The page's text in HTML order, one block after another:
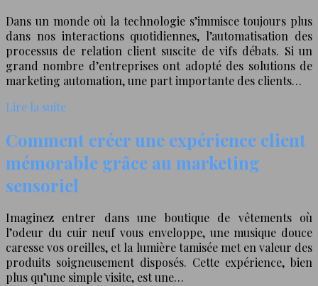
Dans un monde où la technologie s’immisce toujours plus
dans nos interactions quotidiennes, l’automatisation des
processus de relation client suscite de vifs débats. Si un
grand nombre d’entreprises ont adopté des solutions de
marketing automation, une part importante des clients…
Lire la suite
Comment créer une expérience client
mémorable grâce au marketing
sensoriel
Imaginez entrer dans une boutique de vêtements où
l’odeur du cuir neuf vous enveloppe, une musique douce
caresse vos oreilles, et la lumière tamisée met en valeur des
produits soigneusement disposés. Cette expérience, bien
plus qu’une simple visite, est une…